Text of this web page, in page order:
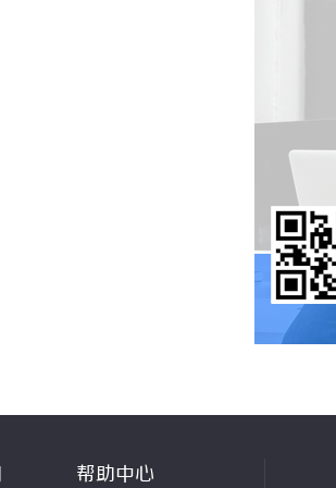
帮助中心